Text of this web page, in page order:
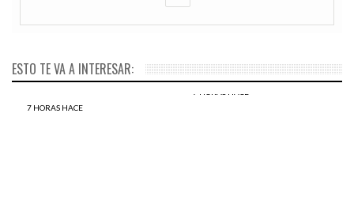
ESTO TE VA A INTERESAR:
7 HORAS HACE